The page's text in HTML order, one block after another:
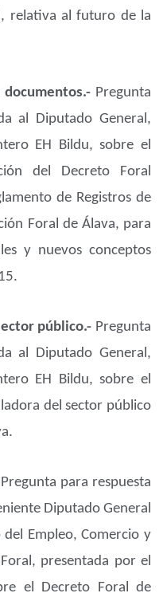
relativa al futuro de la
Pregunta
al Diputado General,
EH Bildu, sobre el
del Decreto Foral
de Registros de
Foral de Álava, para
y nuevos conceptos
público.- Pregunta
al Diputado General,
EH Bildu, sobre el
del sector público
Pregunta para respuesta
Diputado General
Empleo, Comercio y
presentada por el
el Decreto Foral de